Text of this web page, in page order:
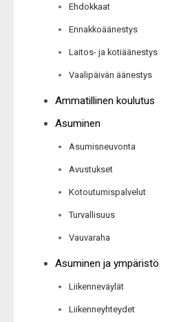
Ehdokkaat
Ennakkoäänestys
Laitos- ja kotiäänestys
Vaalipäivän äänestys
Ammatillinen koulutus
Asuminen
Asumisneuvonta
Avustukset
Kotoutumispalvelut
Turvallisuus
Vauvaraha
Asuminen ja ympäristö
Liikenneväylät
Liikenneyhteydet